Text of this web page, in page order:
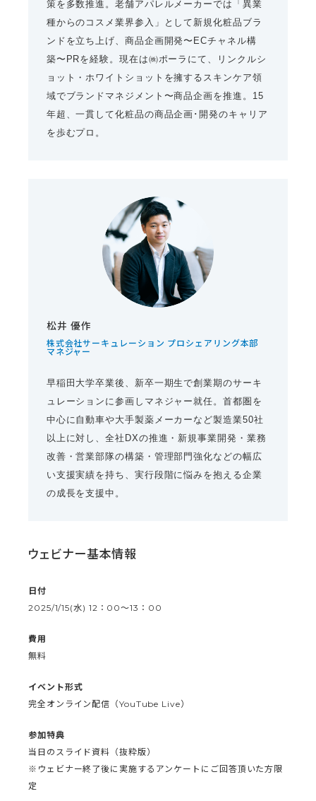
策を多数推進。老舗アパレルメーカーでは「異業
種からのコスメ業界参入」として新規化粧品ブラ
ンドを立ち上げ、商品企画開発〜ECチャネル構
築〜PRを経験。現在は㈱ポーラにて、リンクルシ
ョット・ホワイトショットを擁するスキンケア領
域でブランドマネジメント〜商品企画を推進。15
年超、一貫して化粧品の商品企画･開発のキャリア
を歩むプロ。
松井 優作
株式会社サーキュレーション プロシェアリング本部
マネジャー
早稲田大学卒業後、新卒一期生で創業期のサーキ
ュレーションに参画しマネジャー就任。首都圏を
中心に自動車や大手製薬メーカーなど製造業50社
以上に対し、全社DXの推進・新規事業開発・業務
改善・営業部隊の構築・管理部門強化などの幅広
い支援実績を持ち、実行段階に悩みを抱える企業
の成長を支援中。
ウェビナー基本情報
日付
2025/1/15(水) 12：00〜13：00
費用
無料
イベント形式
完全オンライン配信（YouTube Live）
参加特典
当日のスライド資料（抜粋版）
※ウェビナー終了後に実施するアンケートにご回答頂いた方限
定